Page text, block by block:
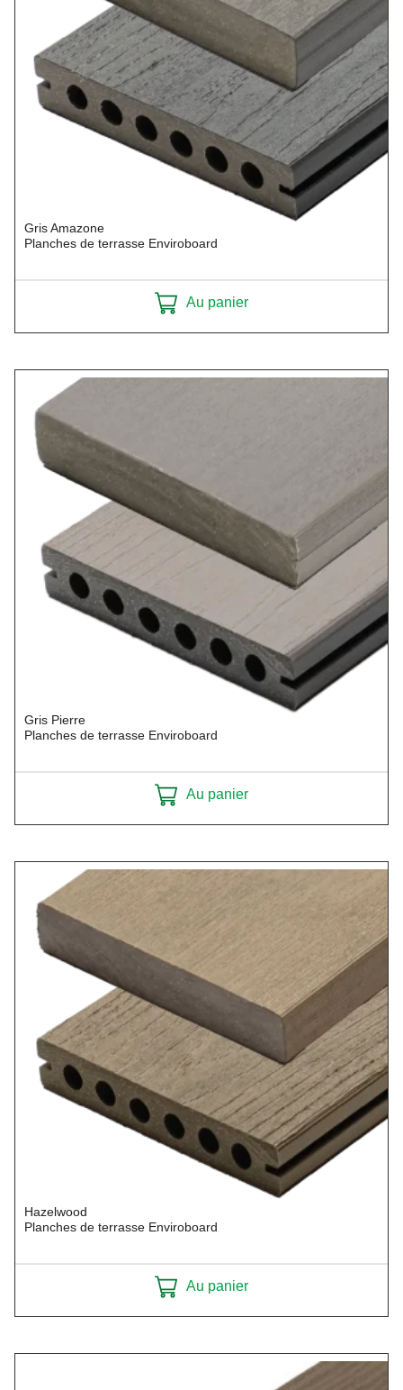
Gris Amazone
Planches de terrasse Enviroboard
Au panier
Gris Pierre
Planches de terrasse Enviroboard
Au panier
Hazelwood
Planches de terrasse Enviroboard
Au panier